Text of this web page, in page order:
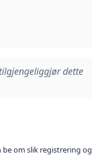
dette
om slik registrering